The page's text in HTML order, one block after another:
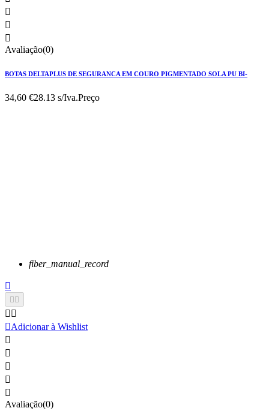



Avaliação(0)
BOTAS DELTAPLUS DE SEGURANCA EM COURO PIGMENTADO SOLA PU BI-
34,60 €28.13 s/Iva.Preço
fiber_manual_record

 
 
Adicionar à Wishlist





Avaliação(0)